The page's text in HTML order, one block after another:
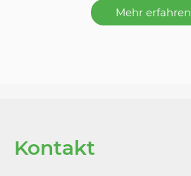
Mehr erfahren
Kontakt